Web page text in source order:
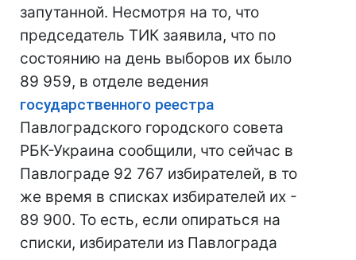
запутанной. Несмотря на то, что
председатель ТИК заявила, что по
состоянию на день выборов их было
89 959, в отделе ведения
государственного реестра
Павлоградского городского совета
РБК-Украина сообщили, что сейчас в
Павлограде 92 767 избирателей, в то
же время в списках избирателей их -
89 900. То есть, если опираться на
списки, избиратели из Павлограда